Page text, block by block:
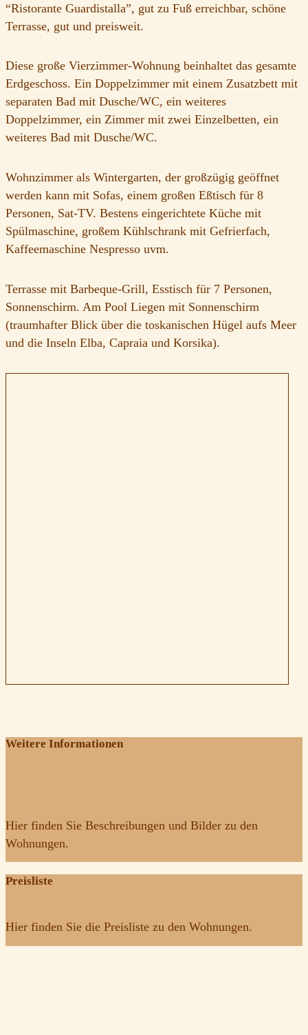
“Ristorante Guardistalla”, gut zu Fuß erreichbar, schöne
Terrasse, gut und preisweit.
Diese große Vierzimmer-Wohnung beinhaltet das gesamte
Erdgeschoss. Ein Doppelzimmer mit einem Zusatzbett mit
separaten Bad mit Dusche/WC, ein weiteres
Doppelzimmer, ein Zimmer mit zwei Einzelbetten, ein
weiteres Bad mit Dusche/WC.
Wohnzimmer als Wintergarten, der großzügig geöffnet
werden kann mit Sofas, einem großen Eßtisch für 8
Personen, Sat-TV. Bestens eingerichtete Küche mit
Spülmaschine, großem Kühlschrank mit Gefrierfach,
Kaffeemaschine Nespresso uvm.
Terrasse mit Barbeque-Grill, Esstisch für 7 Personen,
Sonnenschirm. Am Pool Liegen mit Sonnenschirm
(traumhafter Blick über die toskanischen Hügel aufs Meer
und die Inseln Elba, Capraia und Korsika).
Weitere Informationen
Hier finden Sie Beschreibungen und Bilder zu den
Wohnungen.
Preisliste
Hier finden Sie die Preisliste zu den Wohnungen.